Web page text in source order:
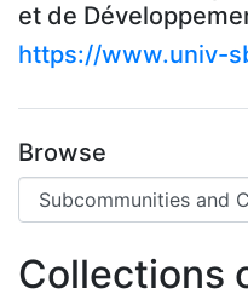
et de
https://www.univ-
Browse
Collections